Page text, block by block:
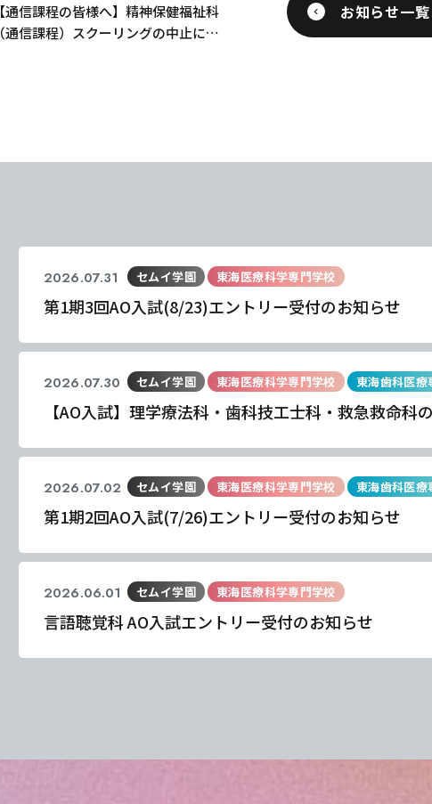
【通信課程の皆様へ】精神保健福祉科
（通信課程）スクーリングの中止につ
お知らせ一
2026.07.31 セムイ学園 東海医療科学専門学校
第1期3回AO入試(8/23)エントリー受付のお知らせ
2026.07.30 セムイ学園 東海医療科学専門学校 東海歯科医療
【AO入試】理学療法科・歯科技工士科・救急救命科
2026.07.02 セムイ学園 東海医療科学専門学校 東海歯科医療
第1期2回AO入試(7/26)エントリー受付のお知らせ
2026.06.01 セムイ学園 東海医療科学専門学校
言語聴覚科 AO入試エントリー受付のお知らせ